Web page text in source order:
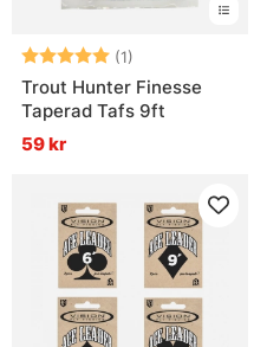
Betyg: (1)
Trout Hunter Finesse
Taperad Tafs 9ft
59 kr